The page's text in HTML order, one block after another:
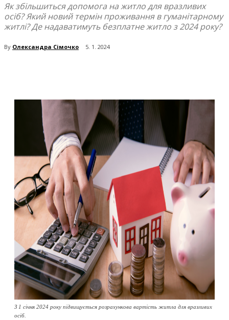
Як збільшиться допомога на житло для вразливих
осіб? Який новий термін проживання в гуманітарному
житлі? Де надаватимуть безплатне житло з 2024 року?
By Олександра Сімочко 5. 1. 2024
З 1 січня 2024 року підвищується розрахункова вартість житла для вразливих
осіб.